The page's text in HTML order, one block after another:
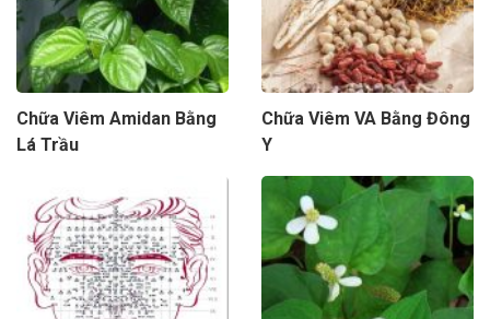
Chữa Viêm Amidan Bằng
Lá Trầu
Chữa Viêm VA Bằng Đông
Y